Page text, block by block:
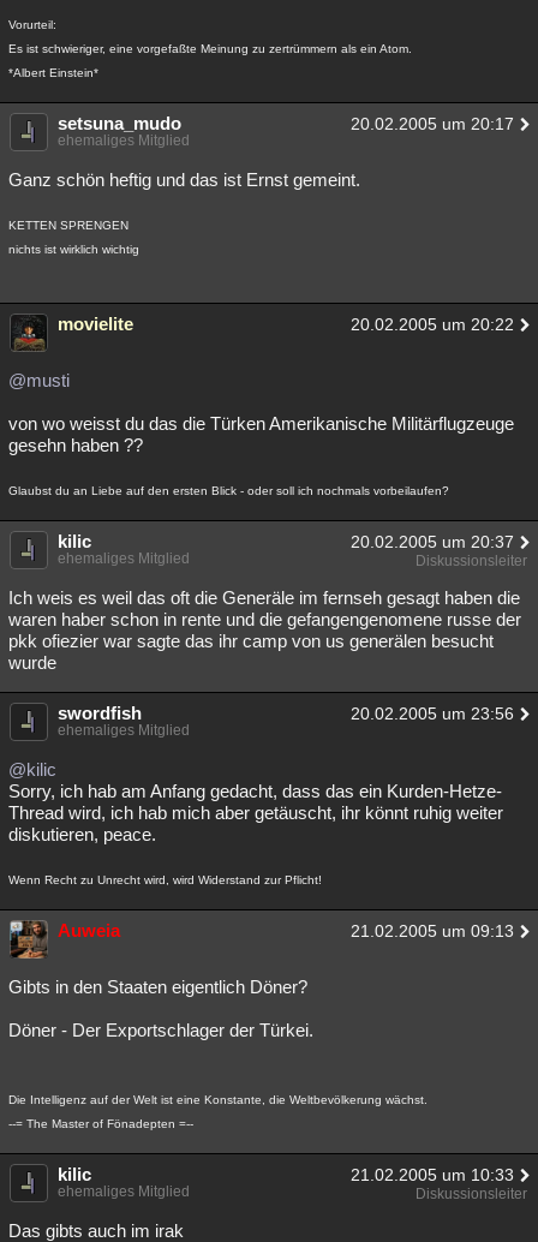
Vorurteil:
Es ist schwieriger, eine vorgefaßte Meinung zu zertrümmern als ein Atom.
*Albert Einstein*
setsuna_mudo 20.02.2005 um 20:17
ehemaliges Mitglied
Ganz schön heftig und das ist Ernst gemeint.
KETTEN SPRENGEN
nichts ist wirklich wichtig
movielite 20.02.2005 um 20:22
@musti
von wo weisst du das die Türken Amerikanische Militärflugzeuge
gesehn haben ??
Glaubst du an Liebe auf den ersten Blick - oder soll ich nochmals vorbeilaufen?
kilic 20.02.2005 um 20:37
ehemaliges Mitglied Diskussionsleiter
Ich weis es weil das oft die Generäle im fernseh gesagt haben die
waren haber schon in rente und die gefangengenomene russe der
pkk ofiezier war sagte das ihr camp von us generälen besucht
wurde
swordfish 20.02.2005 um 23:56
ehemaliges Mitglied
@kilic
Sorry, ich hab am Anfang gedacht, dass das ein Kurden-Hetze-
Thread wird, ich hab mich aber getäuscht, ihr könnt ruhig weiter
diskutieren, peace.
Wenn Recht zu Unrecht wird, wird Widerstand zur Pflicht!
Auweia 21.02.2005 um 09:13
Gibts in den Staaten eigentlich Döner?
Döner - Der Exportschlager der Türkei.
Die Intelligenz auf der Welt ist eine Konstante, die Weltbevölkerung wächst.
--= The Master of Fönadepten =--
kilic 21.02.2005 um 10:33
ehemaliges Mitglied Diskussionsleiter
Das gibts auch im irak